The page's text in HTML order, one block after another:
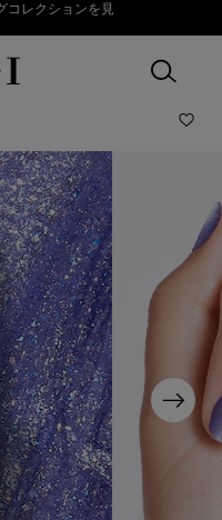
レクションを見
ほ
Next